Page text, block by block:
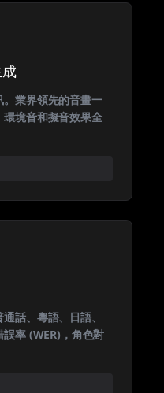
業界領先的音畫一
境音和擬音效果全
話、粵語、日語、
率 (WER)，角色對